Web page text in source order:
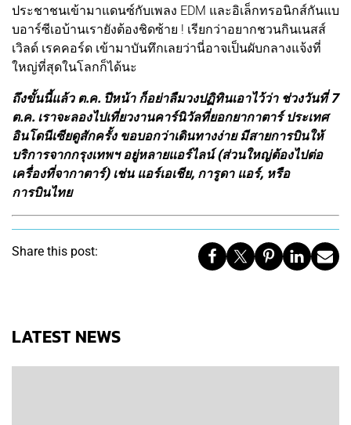
ประชาชนเข้ามาแดนซ์กับเพลง EDM และอิเล็กทรอนิกส์กันแบ
บอาร์ซีเอบ้านเรายังต้องชิดซ้าย ! เรียกว่าอยากชวนกินเนสส์
เวิลด์ เรคคอร์ด เข้ามาบันทึกเลยว่านี่อาจเป็นผับกลางแจ้งที่
ใหญ่ที่สุดในโลกก็ได้นะ
ถึงขั้นนี้แล้ว ต.ค. ปีหน้า ก็อย่าลืมวงปฏิทินเอาไว้ว่า ช่วงวันที่ 7
ต.ค. เราจะลองไปเที่ยวงานคาร์นิวัลที่ยอกยากาตาร์ ประเทศ
อินโดนีเซียดูสักครั้ง ขอบอกว่าเดินทางง่าย มีสายการบินให้
บริการจากกรุงเทพฯ อยู่หลายแอร์ไลน์ (ส่วนใหญ่ต้องไปต่อ
เครื่องที่จากาตาร์) เช่น แอร์เอเชีย, การูดา แอร์, หรือ
การบินไทย
Share this post:
LATEST NEWS